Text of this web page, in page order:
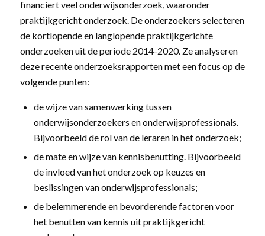
financiert veel onderwijsonderzoek, waaronder
praktijkgericht onderzoek. De onderzoekers selecteren
de kortlopende en langlopende praktijkgerichte
onderzoeken uit de periode 2014-2020. Ze analyseren
deze recente onderzoeksrapporten met een focus op de
volgende punten:
de wijze van samenwerking tussen
onderwijsonderzoekers en onderwijsprofessionals.
Bijvoorbeeld de rol van de leraren in het onderzoek;
de mate en wijze van kennisbenutting. Bijvoorbeeld
de invloed van het onderzoek op keuzes en
beslissingen van onderwijsprofessionals;
de belemmerende en bevorderende factoren voor
het benutten van kennis uit praktijkgericht